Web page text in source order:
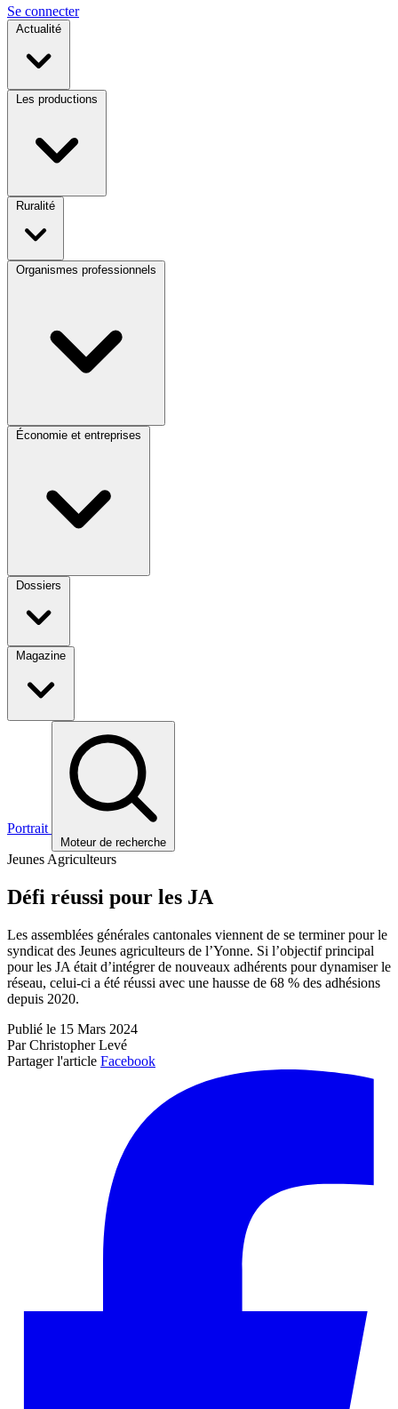
Se connecter
Actualité
Les productions
Ruralité
Organismes professionnels
Économie et entreprises
Dossiers
Magazine
Portrait
Moteur de recherche
Jeunes Agriculteurs
Défi réussi pour les JA
Les assemblées générales cantonales viennent de se terminer pour le
syndicat des Jeunes agriculteurs de l’Yonne. Si l’objectif principal
pour les JA était d’intégrer de nouveaux adhérents pour dynamiser le
réseau, celui-ci a été réussi avec une hausse de 68 % des adhésions
depuis 2020.
Publié le 15 Mars 2024
Par Christopher Levé
Partager l'article Facebook